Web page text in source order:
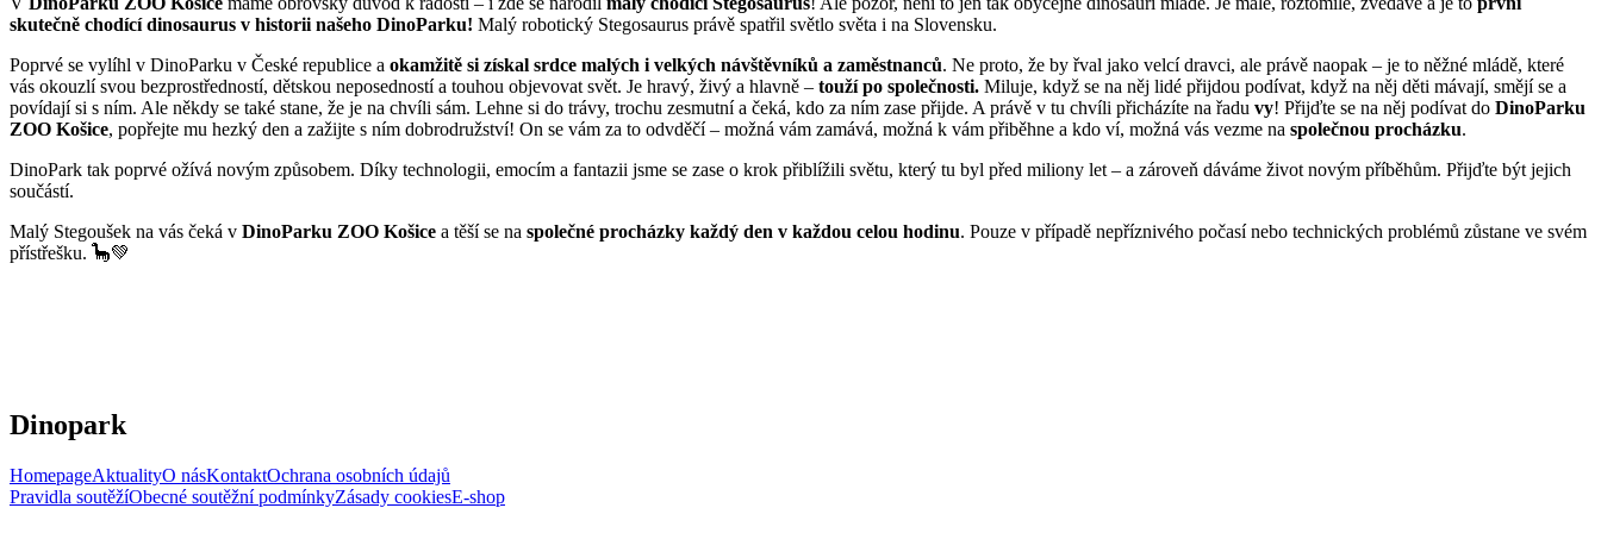
skutečně chodící dinosaurus v historii našeho DinoParku! Malý robotický Stegosaurus právě spatřil světlo světa i na Slovensku.
Poprvé se vylíhl v DinoParku v České republice a okamžitě si získal srdce malých i velkých návštěvníků a zaměstnanců. Ne proto, že by řval jako velcí dravci, ale právě naopak – je to něžné mládě, které
vás okouzlí svou bezprostředností, dětskou neposedností a touhou objevovat svět. Je hravý, živý a hlavně – touží po společnosti. Miluje, když se na něj lidé přijdou podívat, když na něj děti mávají, smějí se a
povídají si s ním. Ale někdy se také stane, že je na chvíli sám. Lehne si do trávy, trochu zesmutní a čeká, kdo za ním zase přijde. A právě v tu chvíli přicházíte na řadu vy! Přijďte se na něj podívat do DinoParku
ZOO Košice, popřejte mu hezký den a zažijte s ním dobrodružství! On se vám za to odvděčí – možná vám zamává, možná k vám přiběhne a kdo ví, možná vás vezme na společnou procházku.
DinoPark tak poprvé ožívá novým způsobem. Díky technologii, emocím a fantazii jsme se zase o krok přiblížili světu, který tu byl před miliony let – a zároveň dáváme život novým příběhům. Přijďte být jejich
součástí.
Malý Stegoušek na vás čeká v DinoParku ZOO Košice a těší se na společné procházky každý den v každou celou hodinu. Pouze v případě nepříznivého počasí nebo technických problémů zůstane ve svém
přístřešku. 🦕💚
Dinopark
HomepageAktualityO násKontaktOchrana osobních údajů
Pravidla soutěžíObecné soutěžní podmínkyZásady cookiesE-shop